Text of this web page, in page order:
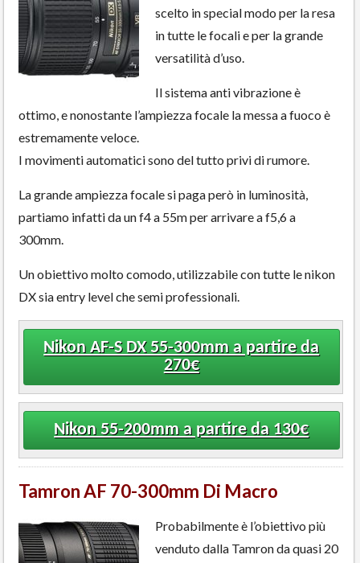
scelto in special modo per la resa
in tutte le focali e per la grande
versatilità d’uso.
Il sistema anti vibrazione è
ottimo, e nonostante l’ampiezza focale la messa a fuoco è
estremamente veloce.
I movimenti automatici sono del tutto privi di rumore.
La grande ampiezza focale si paga però in luminosità,
partiamo infatti da un f4 a 55m per arrivare a f5,6 a
300mm.
Un obiettivo molto comodo, utilizzabile con tutte le nikon
DX sia entry level che semi professionali.
Nikon AF-S DX 55-300mm a partire da
270€
Nikon 55-200mm a partire da 130€
Tamron AF 70-300mm Di Macro
Probabilmente è l’obiettivo più
venduto dalla Tamron da quasi 20